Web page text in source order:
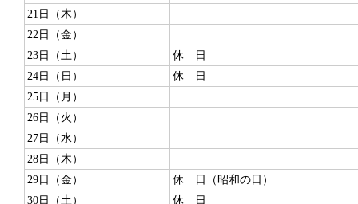
21日（木）
22日（金）
23日（土）
休 日
24日（日）
休 日
25日（月）
26日（火）
27日（水）
28日（木）
29日（金）
休 日（昭和の日）
30日（土）
休 日